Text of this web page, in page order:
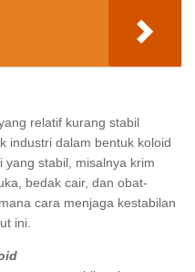
relatif kurang stabil
industri dalam bentuk koloid
yang stabil, misalnya krim
bedak cair, dan obat-
cara menjaga kestabilan
ini.